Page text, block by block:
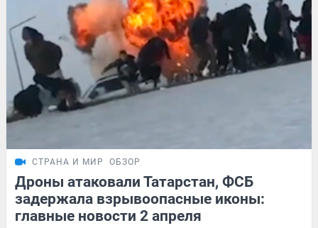
СТРАНА И МИР ОБЗОР
Дроны атаковали Татарстан, ФСБ
задержала взрывоопасные иконы:
главные новости 2 апреля